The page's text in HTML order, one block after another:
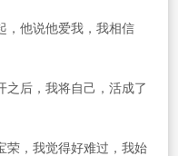
，他说他爱我，我相信
之后，我将自己，活成了
荣，我觉得好难过，我始